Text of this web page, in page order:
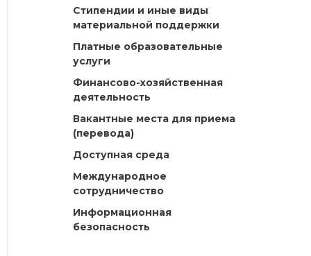
Стипендии и иные виды
материальной поддержки
Платные образовательные
услуги
Финансово-хозяйственная
деятельность
Вакантные места для приема
(перевода)
Доступная среда
Международное
сотрудничество
Информационная
безопасность